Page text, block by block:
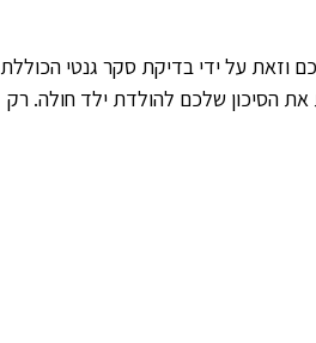
וזאת על ידי בדיקת סקר גנטי הכוללת
את הסיכון שלכם להולדת ילד חולה. רק